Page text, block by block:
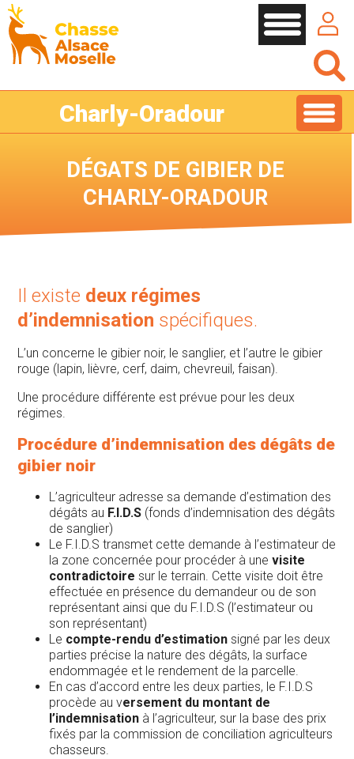
Charly-Oradour
DÉGATS DE GIBIER DE
CHARLY-ORADOUR
Il existe deux régimes
d’indemnisation spécifiques.
L’un concerne le gibier noir, le sanglier, et l’autre le gibier
rouge (lapin, lièvre, cerf, daim, chevreuil, faisan).
Une procédure différente est prévue pour les deux
régimes.
Procédure d’indemnisation des dégâts de
gibier noir
L’agriculteur adresse sa demande d’estimation des
dégâts au F.I.D.S (fonds d’indemnisation des dégâts
de sanglier)
Le F.I.D.S transmet cette demande à l’estimateur de
la zone concernée pour procéder à unevisite
contradictoire sur le terrain. Cette visite doit être
effectuée en présence du demandeur ou de son
représentant ainsi que du F.I.D.S (l’estimateur ou
son représentant)
Le compte-rendu d’estimation signé par les deux
parties précise la nature des dégâts, la surface
endommagée et le rendement de la parcelle.
En cas d’accord entre les deux parties, le F.I.D.S
procède au versement du montant de
l’indemnisation à l’agriculteur, sur la base des prix
fixés par la commission de conciliation agriculteurs
chasseurs.
Cookies management panel